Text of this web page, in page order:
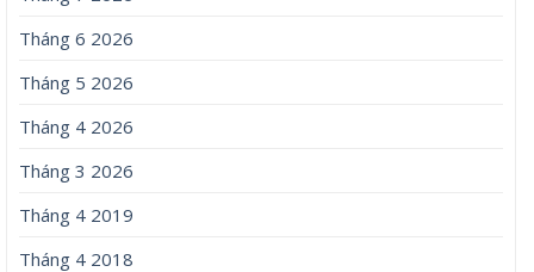
Tháng 6 2026
Tháng 5 2026
Tháng 4 2026
Tháng 3 2026
Tháng 4 2019
Tháng 4 2018